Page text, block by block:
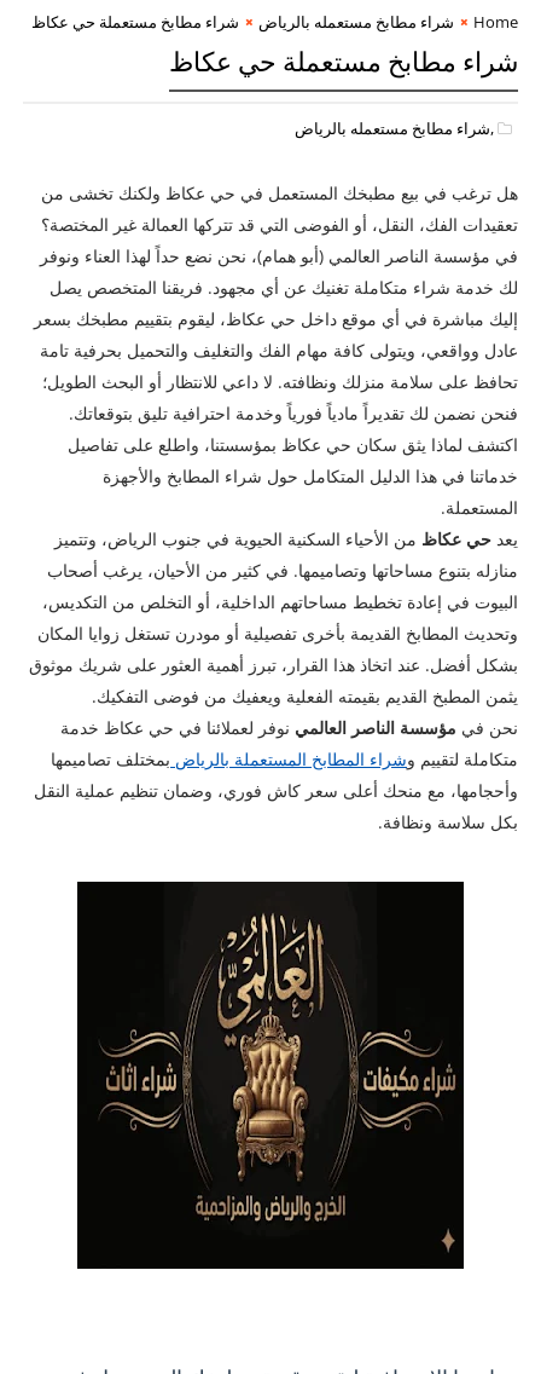
Home شراء مطابخ مستعمله بالرياض شراء مطابخ مستعملة حي عكاظ
شراء مطابخ مستعملة حي عكاظ
,شراء مطابخ مستعمله بالرياض
هل ترغب في بيع مطبخك المستعمل في حي عكاظ ولكنك تخشى من
تعقيدات الفك، النقل، أو الفوضى التي قد تتركها العمالة غير المختصة؟
في مؤسسة الناصر العالمي (أبو همام)، نحن نضع حداً لهذا العناء ونوفر
لك خدمة شراء متكاملة تغنيك عن أي مجهود. فريقنا المتخصص يصل
إليك مباشرة في أي موقع داخل حي عكاظ، ليقوم بتقييم مطبخك بسعر
عادل وواقعي، ويتولى كافة مهام الفك والتغليف والتحميل بحرفية تامة
تحافظ على سلامة منزلك ونظافته. لا داعي للانتظار أو البحث الطويل؛
فنحن نضمن لك تقديراً مادياً فورياً وخدمة احترافية تليق بتوقعاتك.
اكتشف لماذا يثق سكان حي عكاظ بمؤسستنا، واطلع على تفاصيل
خدماتنا في هذا الدليل المتكامل حول شراء المطابخ والأجهزة
المستعملة.
يعد حي عكاظ من الأحياء السكنية الحيوية في جنوب الرياض، وتتميز
منازله بتنوع مساحاتها وتصاميمها. في كثير من الأحيان، يرغب أصحاب
البيوت في إعادة تخطيط مساحاتهم الداخلية، أو التخلص من التكديس،
وتحديث المطابخ القديمة بأخرى تفصيلية أو مودرن تستغل زوايا المكان
بشكل أفضل. عند اتخاذ هذا القرار، تبرز أهمية العثور على شريك موثوق
يثمن المطبخ القديم بقيمته الفعلية ويعفيك من فوضى التفكيك.
​نحن في مؤسسة الناصر العالمي نوفر لعملائنا في حي عكاظ خدمة
متكاملة لتقييم وشراء المطابخ المستعملة بالرياض بمختلف تصاميمها
وأحجامها، مع منحك أعلى سعر كاش فوري، وضمان تنظيم عملية النقل
بكل سلاسة ونظافة.